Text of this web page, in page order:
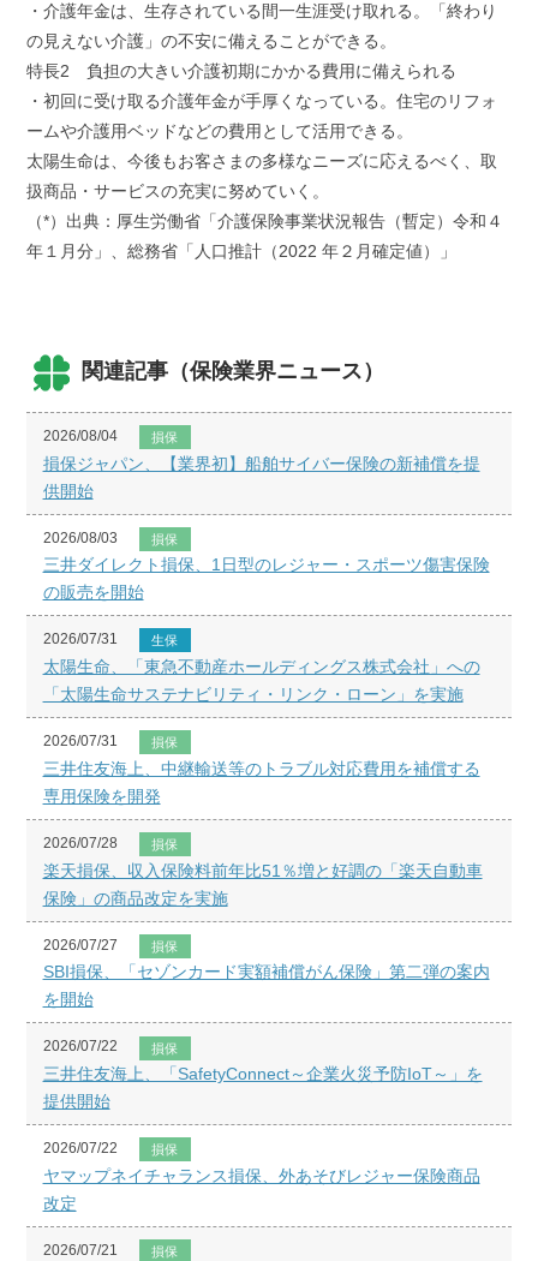
・介護年金は、生存されている間一生涯受け取れる。「終わり
の見えない介護」の不安に備えることができる。
特長2 負担の大きい介護初期にかかる費用に備えられる
・初回に受け取る介護年金が手厚くなっている。住宅のリフォ
ームや介護用ベッドなどの費用として活用できる。
太陽生命は、今後もお客さまの多様なニーズに応えるべく、取
扱商品・サービスの充実に努めていく。
（*）出典：厚生労働省「介護保険事業状況報告（暫定）令和４
年１月分」、総務省「人口推計（2022 年２月確定値）」
関連記事（保険業界ニュース）
2026/08/04 損保
損保ジャパン、【業界初】船舶サイバー保険の新補償を提
供開始
2026/08/03 損保
三井ダイレクト損保、1日型のレジャー・スポーツ傷害保険
の販売を開始
2026/07/31 生保
太陽生命、「東急不動産ホールディングス株式会社」への
「太陽生命サステナビリティ・リンク・ローン」を実施
2026/07/31 損保
三井住友海上、中継輸送等のトラブル対応費用を補償する
専用保険を開発
2026/07/28 損保
楽天損保、収入保険料前年比51％増と好調の「楽天自動車
保険」の商品改定を実施
2026/07/27 損保
SBI損保、「セゾンカード実額補償がん保険」第二弾の案内
を開始
2026/07/22 損保
三井住友海上、「SafetyConnect～企業火災予防IoT～」を
提供開始
2026/07/22 損保
ヤマップネイチャランス損保、外あそびレジャー保険商品
改定
2026/07/21 損保